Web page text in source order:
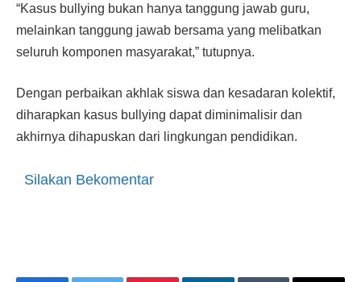
“Kasus bullying bukan hanya tanggung jawab guru,
melainkan tanggung jawab bersama yang melibatkan
seluruh komponen masyarakat,” tutupnya.
Dengan perbaikan akhlak siswa dan kesadaran kolektif,
diharapkan kasus bullying dapat diminimalisir dan
akhirnya dihapuskan dari lingkungan pendidikan.
Silakan Bekomentar